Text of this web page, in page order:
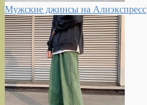
Мужские джинсы на Алиэкспресс